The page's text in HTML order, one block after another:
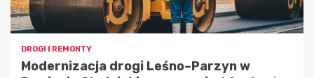
DROGI I REMONTY
Modernizacja drogi Leśno–Parzyn w